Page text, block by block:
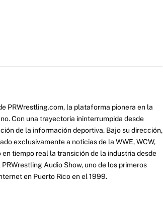
PRWrestling.com, la plataforma pionera en la
Con una trayectoria ininterrumpida desde
de la información deportiva. Bajo su dirección,
exclusivamente a noticias de la WWE, WCW,
tiempo real la transición de la industria desde
Audio Show, uno de los primeros
en Puerto Rico en el 1999.